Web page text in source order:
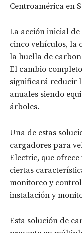
Centroamérica en
La acción inicial
cinco vehículos, la
la huella de
El cambio
significará reducir
anuales siendo
árboles.
Una de estas
cargadores para
Electric, que
ciertas
monitoreo y
instalación y
Esta solución de